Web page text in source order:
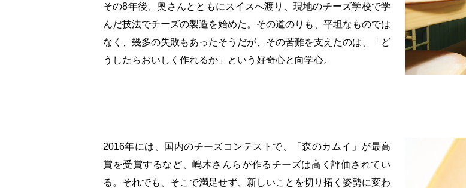
その8年後、奥さんとともにスイスへ渡り、現地のチーズ学校で学
んだ技法でチーズの製造を始めた。その道のりも、平坦なものでは
なく、幾多の失敗もあったそうだが、その苦難を支えたのは、「ど
うしたらおいしく作れるか」という好奇心と向学心。
2016年には、国内のチーズコンテストで、「森のカムイ」が最高
賞を受賞するなど、嶋木さんらが作るチーズは高く評価されてい
る。それでも、そこで満足せず、新しいことを切り拓く姿勢に変わ